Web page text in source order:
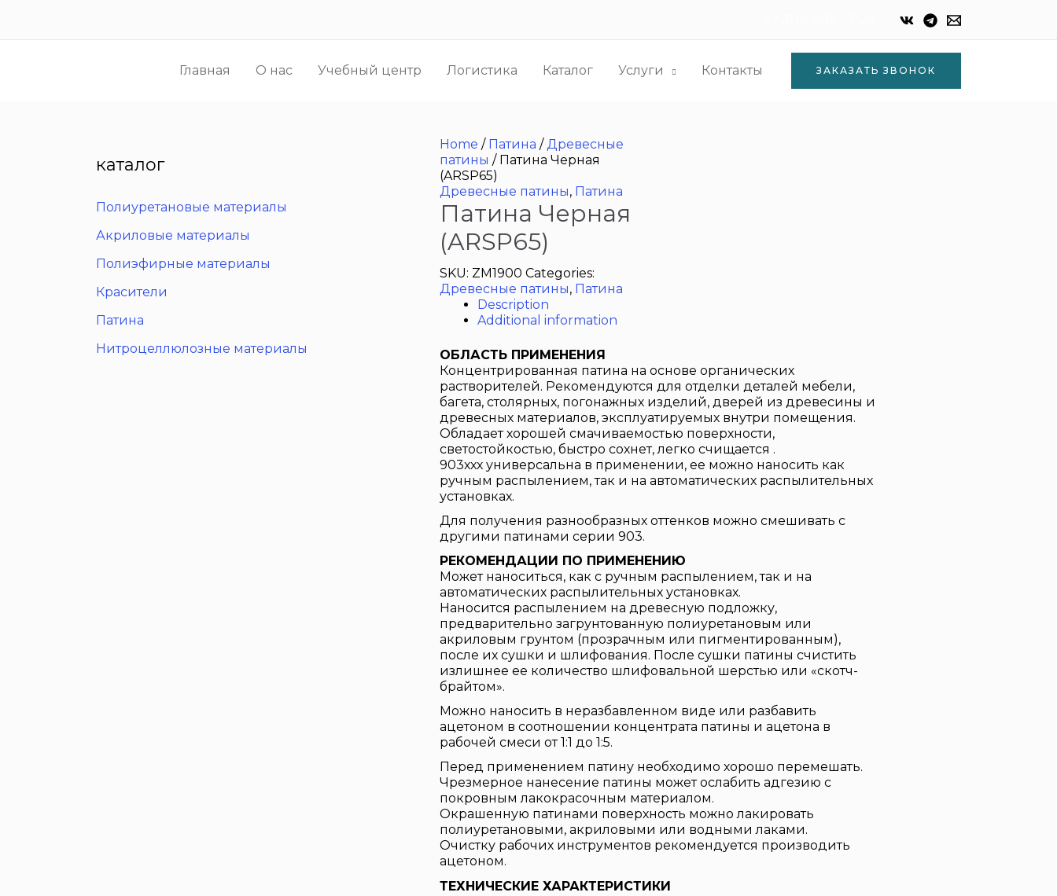
Главная О нас Учебный центр Логистика Каталог Услуги Контакты ЗАКАЗАТЬ ЗВОНОК
каталог
Полиуретановые материалы
Акриловые материалы
Полиэфирные материалы
Красители
Патина
Нитроцеллюлозные материалы
Home / Патина /Древесные
патины / Патина Черная
(ARSP65)
Древесные патины, Патина
Патина Черная
(ARSP65)
SKU: ZM1900 Categories:
Древесные патины, Патина
Description
Additional information
ОБЛАСТЬ ПРИМЕНЕНИЯ
Концентрированная патина на основе органических
растворителей. Рекомендуются для отделки деталей мебели,
багета, столярных, погонажных изделий, дверей из древесины и
древесных материалов, эксплуатируемых внутри помещения.
Обладает хорошей смачиваемостью поверхности,
светостойкостью, быстро сохнет, легко счищается .
903ххх универсальна в применении, ее можно наносить как
ручным распылением, так и на автоматических распылительных
установках.
Для получения разнообразных оттенков можно смешивать с
другими патинами серии 903.
РЕКОМЕНДАЦИИ ПО ПРИМЕНЕНИЮ
Может наноситься, как с ручным распылением, так и на
автоматических распылительных установках.
Наносится распылением на древесную подложку,
предварительно загрунтованную полиуретановым или
акриловым грунтом (прозрачным или пигментированным),
после их сушки и шлифования. После сушки патины счистить
излишнее ее количество шлифовальной шерстью или «скотч-
брайтом».
Можно наносить в неразбавленном виде или разбавить
ацетоном в соотношении концентрата патины и ацетона в
рабочей смеси от 1:1 до 1:5.
Перед применением патину необходимо хорошо перемешать.
Чрезмерное нанесение патины может ослабить адгезию с
покровным лакокрасочным материалом.
Окрашенную патинами поверхность можно лакировать
полиуретановыми, акриловыми или водными лаками.
Очистку рабочих инструментов рекомендуется производить
ацетоном.
ТЕХНИЧЕСКИЕ ХАРАКТЕРИСТИКИ